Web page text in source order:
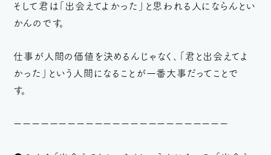
そして君は「出会えてよかった」と思われる人にならんとい
かんのです。
仕事が人間の価値を決めるんじゃなく、「君と出会えてよ
かった」という人間になることが一番大事だってことで
す。
ーーーーーーーーーーーーーーーーーーーーーーーー